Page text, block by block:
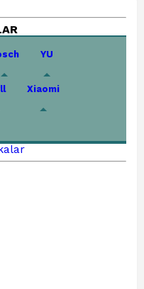
YU
Xiaomi